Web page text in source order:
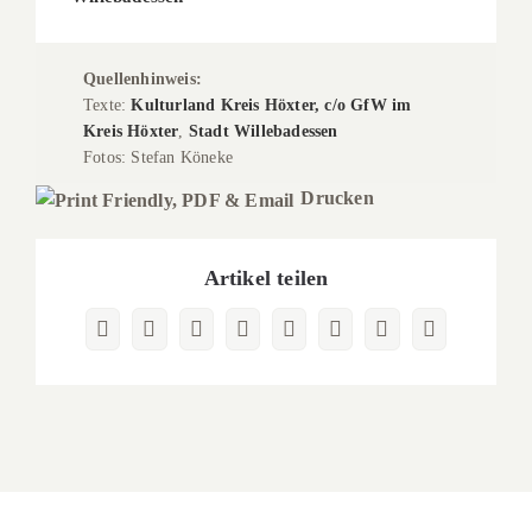
Quellenhinweis:
Texte:Kulturland Kreis Höxter, c/o GfW im
Kreis Höxter Stadt Willebadessen
Fotos: Stefan Köneke
Drucken
Artikel teilen
Facebook
X RedditLinkedInWhatsApp
Pinterest
Vk
E-